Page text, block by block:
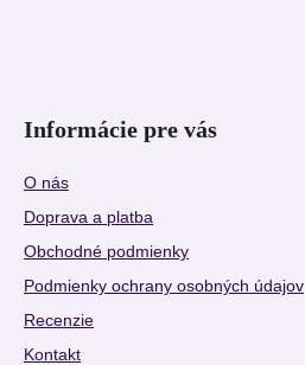
Informácie pre vás
O nás
Doprava a platba
Obchodné podmienky
Podmienky ochrany osobných údajov
Recenzie
Kontakt